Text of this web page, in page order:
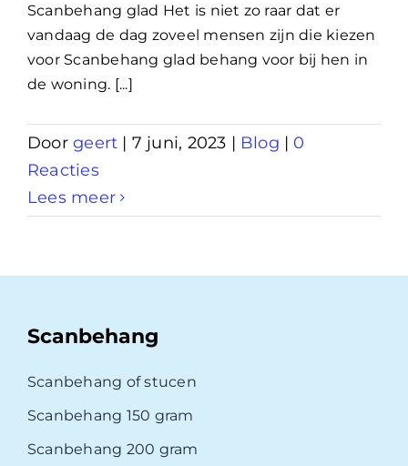
Scanbehang glad Het is niet zo raar dat er
vandaag de dag zoveel mensen zijn die kiezen
voor Scanbehang glad behang voor bij hen in
de woning. [...]
Doorgeert | 7 juni, 2023 | Blog | 0
Reacties
Lees meer
Scanbehang
Scanbehang of stucen
Scanbehang 150 gram
Scanbehang 200 gram